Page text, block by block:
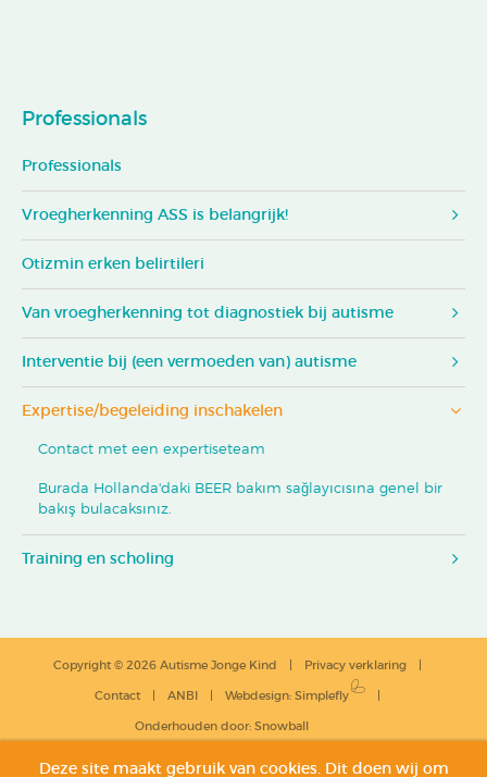
Professionals
Professionals
Vroegherkenning ASS is belangrijk!
Otizmin erken belirtileri
Van vroegherkenning tot diagnostiek bij autisme
Interventie bij (een vermoeden van) autisme
Expertise/begeleiding inschakelen
Contact met een expertiseteam
Burada Hollanda'daki BEER bakım sağlayıcısına genel bir
bakış bulacaksınız.
Training en scholing
Copyright © 2026 Autisme Jonge Kind Privacy verklaring
Contact ANBI Webdesign: Simplefly
Onderhouden door: Snowball
Deze site maakt gebruik van cookies. Dit doen wij om